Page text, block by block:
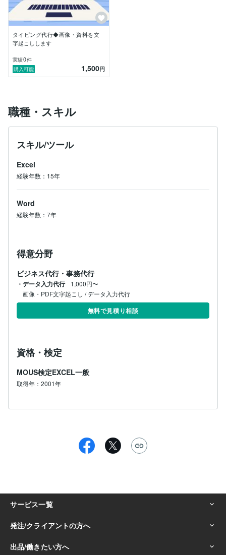
タイピング代行◆画像・資料を文
字起こしします
実績0件
購入可能
1,500円
職種・スキル
スキル/ツール
Excel
経験年数：15年
Word
経験年数：7年
得意分野
ビジネス代行・事務代行
・データ入力代行
1,000円〜
画像・PDF文字起こし / データ入力代行
無料で見積り相談
資格・検定
MOUS検定EXCEL一般
取得年：2001年